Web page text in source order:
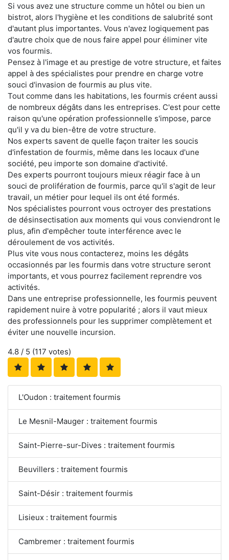
Si vous avez une structure comme un hôtel ou bien un
bistrot, alors l'hygiène et les conditions de salubrité sont
d'autant plus importantes. Vous n'avez logiquement pas
d'autre choix que de nous faire appel pour éliminer vite
vos fourmis.
Pensez à l'image et au prestige de votre structure, et faites
appel à des spécialistes pour prendre en charge votre
souci d'invasion de fourmis au plus vite.
Tout comme dans les habitations, les fourmis créent aussi
de nombreux dégâts dans les entreprises. C'est pour cette
raison qu'une opération professionnelle s'impose, parce
qu'il y va du bien-être de votre structure.
Nos experts savent de quelle façon traiter les soucis
d'infestation de fourmis, même dans les locaux d'une
société, peu importe son domaine d'activité.
Des experts pourront toujours mieux réagir face à un
souci de prolifération de fourmis, parce qu'il s'agit de leur
travail, un métier pour lequel ils ont été formés.
Nos spécialistes pourront vous octroyer des prestations
de désinsectisation aux moments qui vous conviendront le
plus, afin d'empêcher toute interférence avec le
déroulement de vos activités.
Plus vite vous nous contacterez, moins les dégâts
occasionnés par les fourmis dans votre structure seront
importants, et vous pourrez facilement reprendre vos
activités.
Dans une entreprise professionnelle, les fourmis peuvent
rapidement nuire à votre popularité ; alors il vaut mieux
des professionnels pour les supprimer complètement et
éviter une nouvelle incursion.
4.8 / 5 (117 votes)
L'Oudon : traitement fourmis
Le Mesnil-Mauger : traitement fourmis
Saint-Pierre-sur-Dives : traitement fourmis
Beuvillers : traitement fourmis
Saint-Désir : traitement fourmis
Lisieux : traitement fourmis
Cambremer : traitement fourmis